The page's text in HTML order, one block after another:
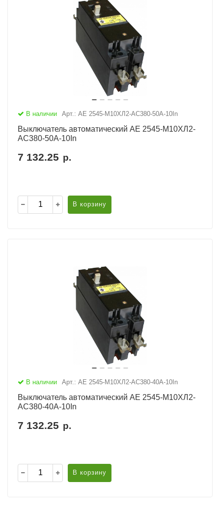
В наличии Арт.: АЕ 2545-М10ХЛ2-AC380-50А-10In
Выключатель автоматический АЕ 2545-М10ХЛ2-
AC380-50А-10In
7 132.25 р.
В корзину
В наличии Арт.: АЕ 2545-М10ХЛ2-AC380-40А-10In
Выключатель автоматический АЕ 2545-М10ХЛ2-
AC380-40А-10In
7 132.25 р.
В корзину